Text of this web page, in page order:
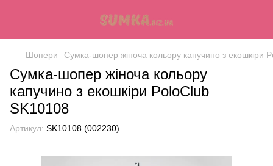
Шопери Сумка-шопер жіноча кольору капучино з екошкіри
Сумка-шопер жіноча кольору
капучино з екошкіри PoloClub
SK10108
Артикул: SK10108 (002230)